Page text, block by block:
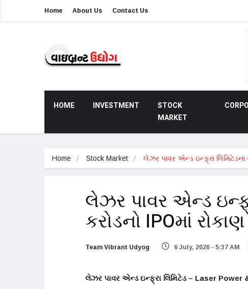
Home About Us Contact Us
HOME INVESTMENT
STOCK
MARKET
Home Stock Market લેઝર પાવર એન્ડ ઇન્ફ્રા લિમિટેડના
લેઝર પાવર એન્ડ
કરોડનો IPOમાં
Team Vibrant Udyog 6 July, 2026 - 5:37 AM
લેઝર પાવર એન્ડ ઇન્ફ્રા લિમિટેડ – Laser Power